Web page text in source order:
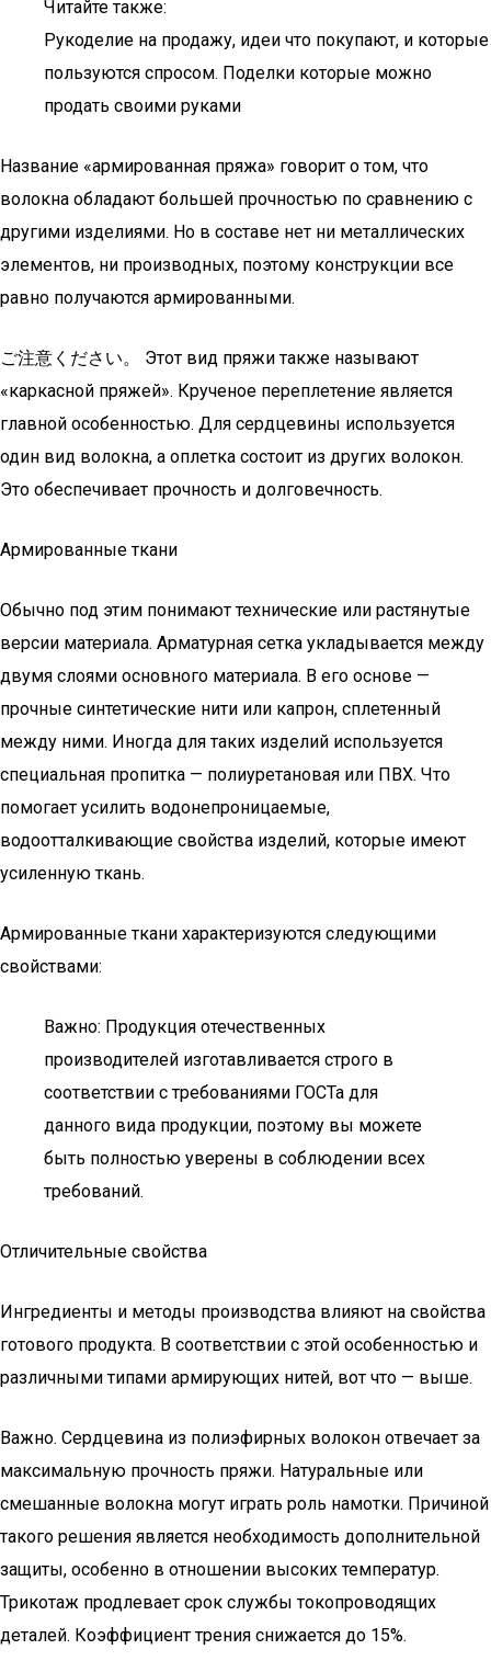
Читайте также:
Рукоделие на продажу, идеи что покупают, и которые
пользуются спросом. Поделки которые можно
продать своими руками
Название «армированная пряжа» говорит о том, что
волокна обладают большей прочностью по сравнению с
другими изделиями. Но в составе нет ни металлических
элементов, ни производных, поэтому конструкции все
равно получаются армированными.
ご注意ください。 Этот вид пряжи также называют
«каркасной пряжей». Крученое переплетение является
главной особенностью. Для сердцевины используется
один вид волокна, а оплетка состоит из других волокон.
Это обеспечивает прочность и долговечность.
Армированные ткани
Обычно под этим понимают технические или растянутые
версии материала. Арматурная сетка укладывается между
двумя слоями основного материала. В его основе —
прочные синтетические нити или капрон, сплетенный
между ними. Иногда для таких изделий используется
специальная пропитка — полиуретановая или ПВХ. Что
помогает усилить водонепроницаемые,
водоотталкивающие свойства изделий, которые имеют
усиленную ткань.
Армированные ткани характеризуются следующими
свойствами:
Важно: Продукция отечественных
производителей изготавливается строго в
соответствии с требованиями ГОСТа для
данного вида продукции, поэтому вы можете
быть полностью уверены в соблюдении всех
требований.
Отличительные свойства
Ингредиенты и методы производства влияют на свойства
готового продукта. В соответствии с этой особенностью и
различными типами армирующих нитей, вот что — выше.
Важно. Сердцевина из полиэфирных волокон отвечает за
максимальную прочность пряжи. Натуральные или
смешанные волокна могут играть роль намотки. Причиной
такого решения является необходимость дополнительной
защиты, особенно в отношении высоких температур.
Трикотаж продлевает срок службы токопроводящих
деталей. Коэффициент трения снижается до 15%.